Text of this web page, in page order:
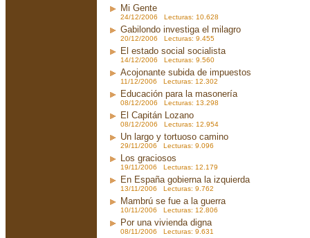
Mi Gente
24/12/2006 Lecturas: 10.628
Gabilondo investiga el milagro
20/12/2006 Lecturas: 9.455
El estado social socialista
14/12/2006 Lecturas: 9.560
Acojonante subida de impuestos
11/12/2006 Lecturas: 12.302
Educación para la masonería
08/12/2006 Lecturas: 13.298
El Capitán Lozano
08/12/2006 Lecturas: 12.954
Un largo y tortuoso camino
29/11/2006 Lecturas: 9.096
Los graciosos
19/11/2006 Lecturas: 12.179
En España gobierna la izquierda
13/11/2006 Lecturas: 9.762
Mambrú se fue a la guerra
10/11/2006 Lecturas: 12.806
Por una vivienda digna
08/11/2006 Lecturas: 9.631